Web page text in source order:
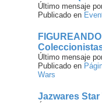
Último mensaje
Publicado en
Último mensaje
Publicado en
Wars
Jazwares